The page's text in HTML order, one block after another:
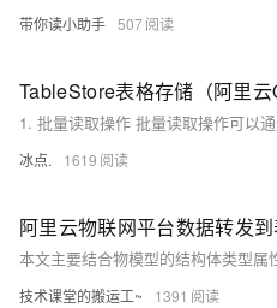
带你读小助手 507
冰点. 1619
技术课堂的搬运工~ 1391